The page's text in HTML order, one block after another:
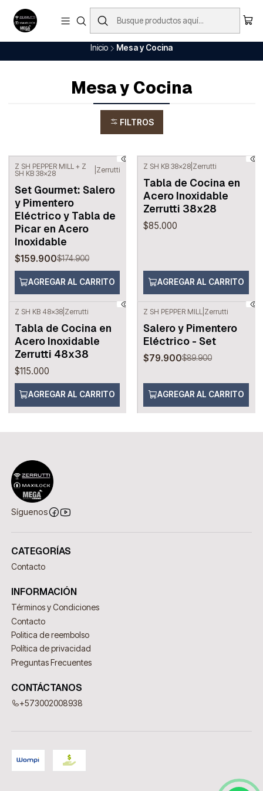
Envío Gratis en nuestros productos (Aplica para ciudades principales)
Ver Todo
Inicio Mesa y Cocina
Mesa y Cocina
FILTROS
-9%OFF
Z SH PEPPER MILL + Z
SH KB 38x28
Zerrutti
Set Gourmet: Salero
y Pimentero
Eléctrico y Tabla de
Picar en Acero
Inoxidable
$159.900$174.900
AGREGAR AL CARRITO
Z SH KB 38x28 Zerrutti
Tabla de Cocina en
Acero Inoxidable
Zerrutti 38x28
$85.000
AGREGAR AL CARRITO
Z SH KB 48x38| Zerrutti
Tabla de Cocina en
Acero Inoxidable
Zerrutti 48x38
$115.000
AGREGAR AL CARRITO
Z SH PEPPER MILL Zerrutti
Salero y Pimentero
Eléctrico - Set
$79.900$89.900
AGREGAR AL CARRITO
Síguenos
CATEGORÍAS
Contacto
INFORMACIÓN
Términos y Condiciones
Contacto
Politica de reembolso
Política de privacidad
Preguntas Frecuentes
CONTÁCTANOS
+573002008938